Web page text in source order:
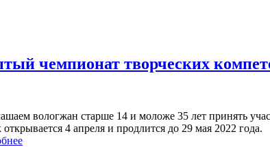
чемпионат творческих
вологжан старше 14 и моложе 35 лет принять
открывается 4 апреля и продлится до 29 мая 2022 года.